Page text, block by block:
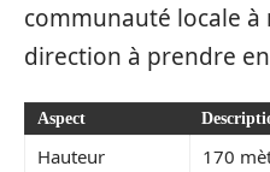
communauté locale à
direction à prendre
Aspect
Hauteur 170